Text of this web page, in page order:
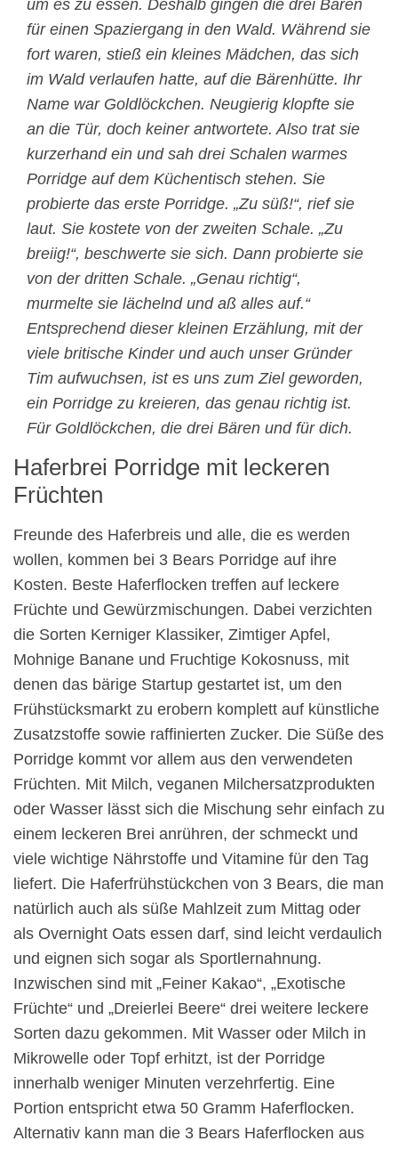
um es zu essen. Deshalb gingen die drei Bären
für einen Spaziergang in den Wald. Während sie
fort waren, stieß ein kleines Mädchen, das sich
im Wald verlaufen hatte, auf die Bärenhütte. Ihr
Name war Goldlöckchen. Neugierig klopfte sie
an die Tür, doch keiner antwortete. Also trat sie
kurzerhand ein und sah drei Schalen warmes
Porridge auf dem Küchentisch stehen. Sie
probierte das erste Porridge. „Zu süß!“, rief sie
laut. Sie kostete von der zweiten Schale. „Zu
breiig!“, beschwerte sie sich. Dann probierte sie
von der dritten Schale. „Genau richtig“,
murmelte sie lächelnd und aß alles auf.“
Entsprechend dieser kleinen Erzählung, mit der
viele britische Kinder und auch unser Gründer
Tim aufwuchsen, ist es uns zum Ziel geworden,
ein Porridge zu kreieren, das genau richtig ist.
Für Goldlöckchen, die drei Bären und für dich.
Haferbrei Porridge mit leckeren
Früchten
Freunde des Haferbreis und alle, die es werden
wollen, kommen bei 3 Bears Porridge auf ihre
Kosten. Beste Haferflocken treffen auf leckere
Früchte und Gewürzmischungen. Dabei verzichten
die Sorten Kerniger Klassiker, Zimtiger Apfel,
Mohnige Banane und Fruchtige Kokosnuss, mit
denen das bärige Startup gestartet ist, um den
Frühstücksmarkt zu erobern komplett auf künstliche
Zusatzstoffe sowie raffinierten Zucker. Die Süße des
Porridge kommt vor allem aus den verwendeten
Früchten. Mit Milch, veganen Milchersatzprodukten
oder Wasser lässt sich die Mischung sehr einfach zu
einem leckeren Brei anrühren, der schmeckt und
viele wichtige Nährstoffe und Vitamine für den Tag
liefert. Die Haferfrühstückchen von 3 Bears, die man
natürlich auch als süße Mahlzeit zum Mittag oder
als Overnight Oats essen darf, sind leicht verdaulich
und eignen sich sogar als Sportlernahnung.
Inzwischen sind mit „Feiner Kakao“, „Exotische
Früchte“ und „Dreierlei Beere“ drei weitere leckere
Sorten dazu gekommen. Mit Wasser oder Milch in
Mikrowelle oder Topf erhitzt, ist der Porridge
innerhalb weniger Minuten verzehrfertig. Eine
Portion entspricht etwa 50 Gramm Haferflocken.
Alternativ kann man die 3 Bears Haferflocken aus